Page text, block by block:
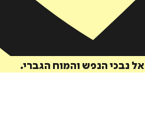
נבכי הנפש והמוח הגברי.